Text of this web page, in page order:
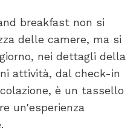
breakfast non si
delle camere, ma si
nei dettagli della
attività, dal check-in
è un tassello
un'esperienza